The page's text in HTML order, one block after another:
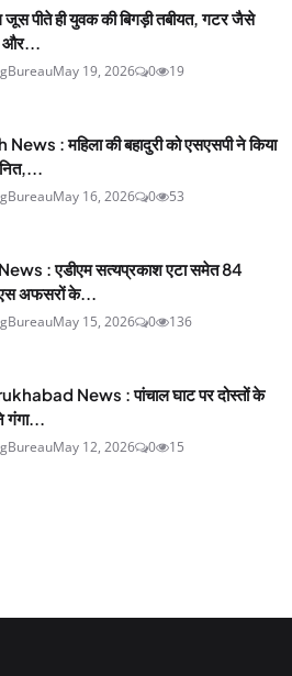
जूस पीते ही युवक की बिगड़ी तबीयत, गटर जैसे
और...
May 19, 2026 0 19
News : महिला की बहादुरी को एसएसपी ने किया
May 16, 2026 0 53
: एडीएम सत्यप्रकाश एटा समेत 84
अफसरों के...
May 15, 2026 0 136
News : पांचाल घाट पर दोस्तों के
गंगा...
May 12, 2026 0 15